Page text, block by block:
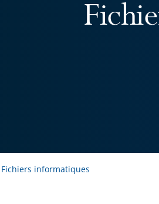
Fichiers informatiques